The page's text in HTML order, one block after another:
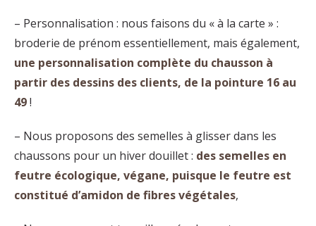
– Personnalisation : nous faisons du « à la carte » :
broderie de prénom essentiellement, mais également,
une personnalisation complète du chausson à
partir des dessins des clients, de la pointure 16 au
49!
– Nous proposons des semelles à glisser dans les
chaussons pour un hiver douillet : des semelles en
feutre écologique, végane, puisque le feutre est
constitué d’amidon de fibres végétales,